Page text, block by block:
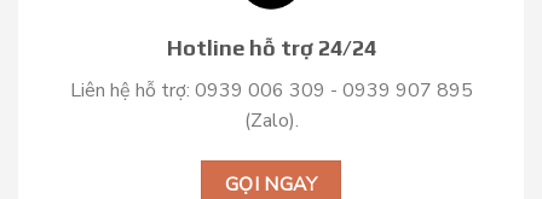
Hotline hỗ trợ 24/24
Liên hệ hỗ trợ: 0939 006 309 - 0939 907 895
(Zalo).
GỌI NGAY